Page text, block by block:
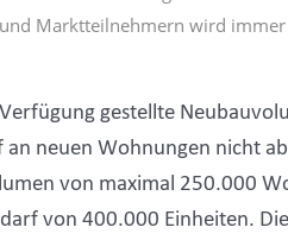
Marktteilnehmern wird
gestellte
an neuen Wohnungen nicht
von maximal 250.000
von 400.000 Einheiten.